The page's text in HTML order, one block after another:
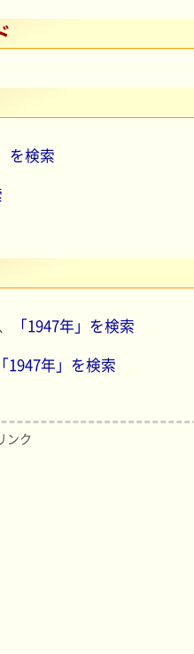
を検索
「1947年」を検索
「1947年」を検索
ンク